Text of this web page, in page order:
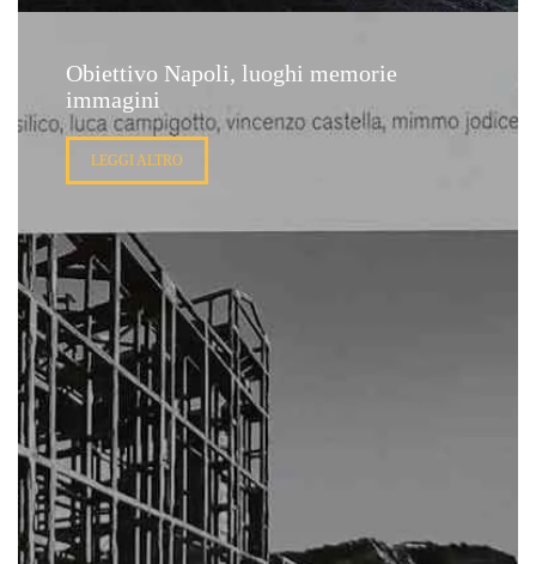
Obiettivo Napoli, luoghi memorie
immagini
LEGGI ALTRO